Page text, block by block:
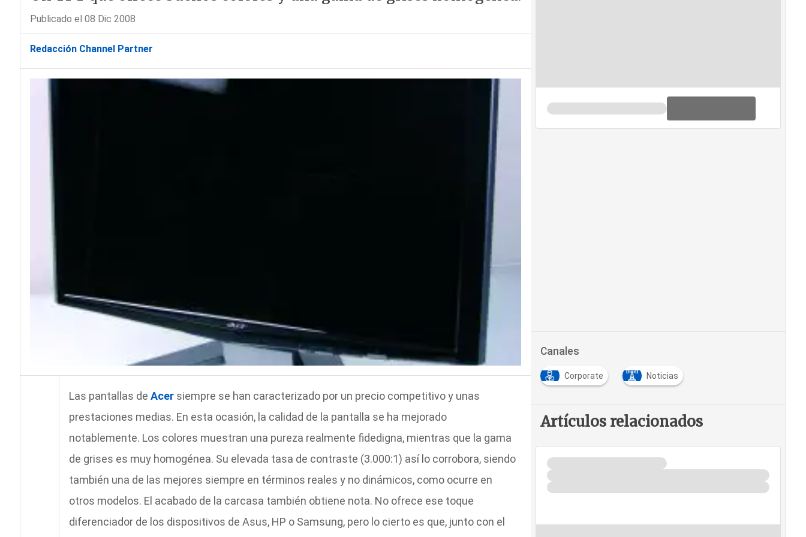
Publicado el 08 Dic 2008
Redacción Channel Partner
Las pantallas de Acersiempre se han caracterizado por un precio competitivo y unas
prestaciones medias. En esta ocasión, la calidad de la pantalla se ha mejorado
notablemente. Los colores muestran una pureza realmente fidedigna, mientras que la gama
de grises es muy homogénea. Su elevada tasa de contraste (3.000:1) así lo corrobora, siendo
también una de las mejores siempre en términos reales y no dinámicos, como ocurre en
otros modelos. El acabado de la carcasa también obtiene nota. No ofrece ese toque
diferenciador de los dispositivos de Asus, HP o Samsung, pero lo cierto es que, junto con el
Canales
Corporate Noticias
Artículos relacionados